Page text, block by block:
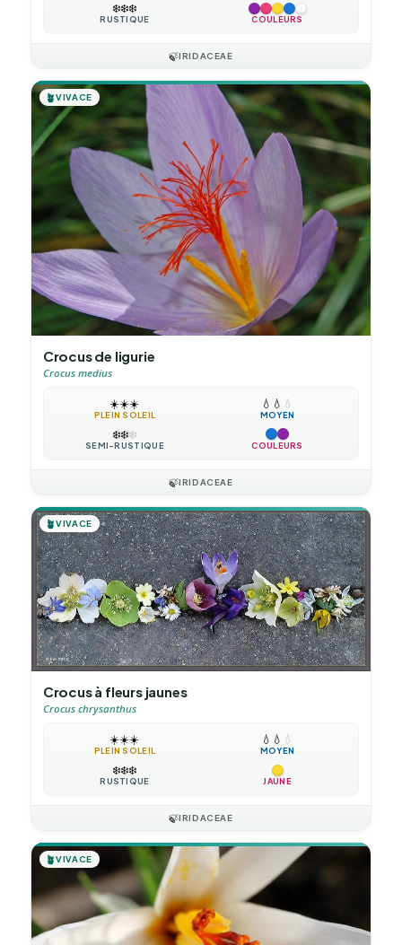
❄️❄️❄️
RUSTIQUE COULEURS
🍃IRIDACEAE
🪴VIVACE
Crocus de ligurie
Crocus medius
☀️☀️☀️
PLEIN SOLEIL
💧 💧 💧
MOYEN
❄️❄️❄️
SEMI-RUSTIQUE COULEURS
🍃IRIDACEAE
🪴VIVACE
Crocus à fleurs jaunes
Crocus chrysanthus
☀️☀️☀️
PLEIN SOLEIL
💧 💧 💧
MOYEN
❄️❄️❄️
RUSTIQUE JAUNE
🍃IRIDACEAE
🪴VIVACE